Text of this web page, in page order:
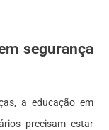
segurança
a educação em
precisam estar